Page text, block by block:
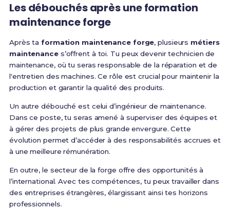
Les débouchés après uneformation
maintenance forge
Après taformation maintenance forge, plusieurs métiers
maintenances’offrent à toi. Tu peux devenir technicien de
maintenance, où tu seras responsable de la réparation et de
l'entretien des machines. Ce rôle est crucial pour maintenir la
production et garantir la qualité des produits.
Un autre débouché est celui d’ingénieur de maintenance.
Dans ce poste, tu seras amené à superviser des équipes et
à gérer des projets de plus grande envergure. Cette
évolution permet d’accéder à des responsabilités accrues et
à une meilleure rémunération.
En outre, le secteur de la forge offre des opportunités à
l’international. Avec tes compétences, tu peux travailler dans
des entreprises étrangères, élargissant ainsi tes horizons
professionnels.